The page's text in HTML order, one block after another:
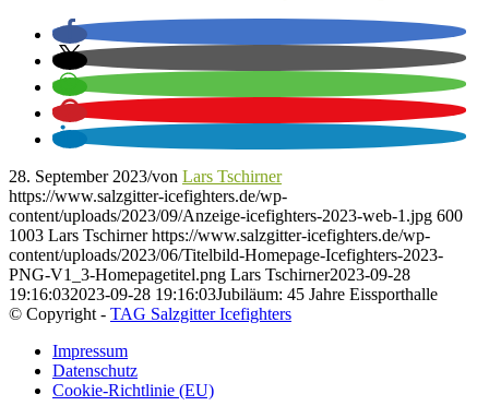
28. September 2023/von Lars Tschirner
https://www.salzgitter-icefighters.de/wp-
content/uploads/2023/09/Anzeige-icefighters-2023-web-1.jpg 600
1003 Lars Tschirner https://www.salzgitter-icefighters.de/wp-
content/uploads/2023/06/Titelbild-Homepage-Icefighters-2023-
PNG-V1_3-Homepagetitel.png Lars Tschirner2023-09-28
19:16:032023-09-28 19:16:03Jubiläum: 45 Jahre Eissporthalle
© Copyright - TAG Salzgitter Icefighters
Impressum
Datenschutz
Cookie-Richtlinie (EU)